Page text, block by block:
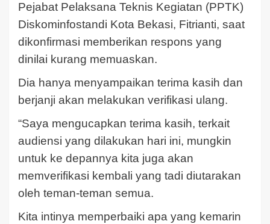
Pejabat Pelaksana Teknis Kegiatan (PPTK)
Diskominfostandi Kota Bekasi, Fitrianti, saat
dikonfirmasi memberikan respons yang
dinilai kurang memuaskan.
Dia hanya menyampaikan terima kasih dan
berjanji akan melakukan verifikasi ulang.
“Saya mengucapkan terima kasih, terkait
audiensi yang dilakukan hari ini, mungkin
untuk ke depannya kita juga akan
memverifikasi kembali yang tadi diutarakan
oleh teman-teman semua.
Kita intinya memperbaiki apa yang kemarin